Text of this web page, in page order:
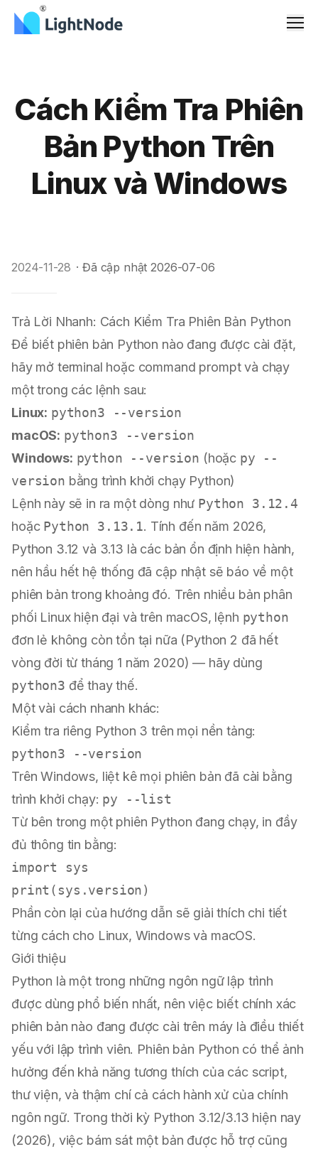
Cách Kiểm Tra Phiên
Bản Python Trên
Linux và Windows
2024-11-28 ·Đã cập nhật 2026-07-06
Trả Lời Nhanh: Cách Kiểm Tra Phiên Bản Python
Để biết phiên bản Python nào đang được cài đặt,
hãy mở terminal hoặc command prompt và chạy
một trong các lệnh sau:
Linux: python3 --version
macOS: python3 --version
Windows: python --version (hoặc py --
version bằng trình khởi chạy Python)
Lệnh này sẽ in ra một dòng như Python 3.12.4
hoặc Python 3.13.1. Tính đến năm 2026,
Python 3.12 và 3.13 là các bản ổn định hiện hành,
nên hầu hết hệ thống đã cập nhật sẽ báo về một
phiên bản trong khoảng đó. Trên nhiều bản phân
phối Linux hiện đại và trên macOS, lệnh python
đơn lẻ không còn tồn tại nữa (Python 2 đã hết
vòng đời từ tháng 1 năm 2020) — hãy dùng
python3 để thay thế.
Một vài cách nhanh khác:
Kiểm tra riêng Python 3 trên mọi nền tảng:
python3 --version
Trên Windows, liệt kê mọi phiên bản đã cài bằng
trình khởi chạy: py --list
Từ bên trong một phiên Python đang chạy, in đầy
đủ thông tin bằng:
import
print
Phần còn lại của hướng dẫn sẽ giải thích chi tiết
từng cách cho Linux, Windows và macOS.
Giới thiệu
Python là một trong những ngôn ngữ lập trình
được dùng phổ biến nhất, nên việc biết chính xác
phiên bản nào đang được cài trên máy là điều thiết
yếu với lập trình viên. Phiên bản Python có thể ảnh
hưởng đến khả năng tương thích của các script,
thư viện, và thậm chí cả cách hành xử của chính
ngôn ngữ. Trong thời kỳ Python 3.12/3.13 hiện nay
(2026), việc bám sát một bản được hỗ trợ cũng